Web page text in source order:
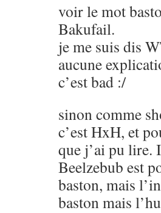
voir le mot
Bakufail.
je me suis dis
aucune
c’est bad :/
sinon comme
c’est HxH, et
que j’ai pu lire.
Beelzebub est
baston, mais
baston mais